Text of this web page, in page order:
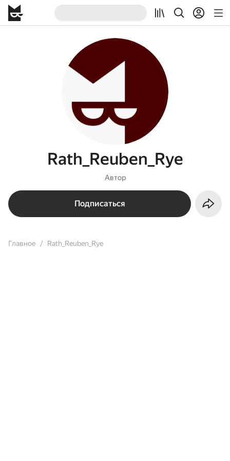
Rath_Reuben_Rye
Автор
Подписаться
Главное Rath_Reuben_Rye